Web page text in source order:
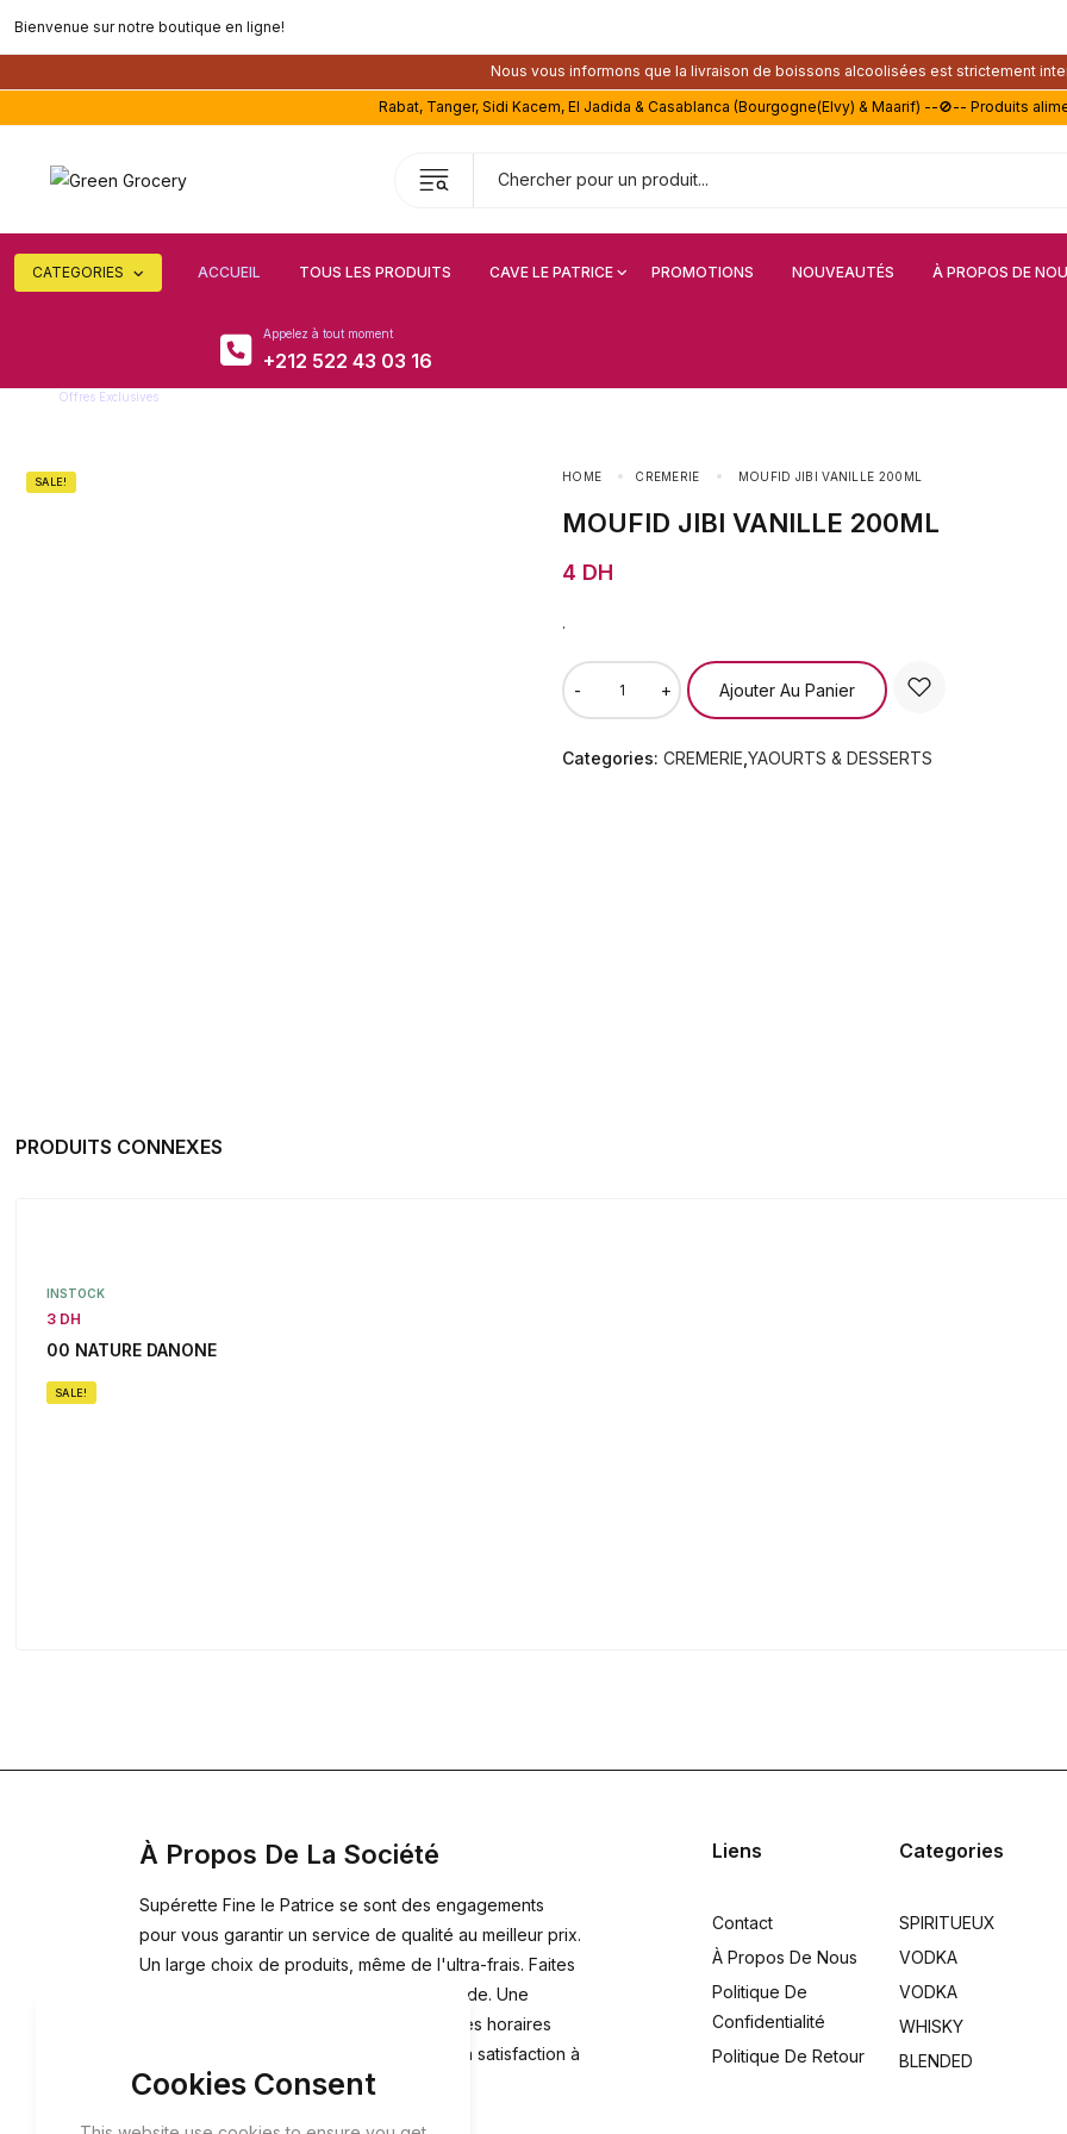
Bienvenue sur notre boutique en ligne!
Nous vous informons que la livraison de boissons alcoolisées est strictement
Rabat, Tanger, Sidi Kacem, El Jadida & Casablanca (Bourgogne(Elvy) & Maarif) --🚫-- Produits
CATEGORIES ACCUEIL TOUS LES PRODUITS CAVE LE PATRICE PROMOTIONS NOUVEAUTÉS À PROPOS DE
Offres Exclusives
Appelez à tout moment
+212 522 43 03 16
Cookies Consent
SALE! HOME CREMERIE MOUFID JIBI VANILLE 200ML
MOUFID JIBI VANILLE 200ML
4 DH
.
- + Ajouter Au Panier
Categories: CREMERIE YAOURTS & DESSERTS
PRODUITS CONNEXES
INSTOCK
3 DH
00 NATURE DANONE
SALE!
À Propos De La Société
Supérette Fine le Patrice se sont des engagements
pour vous garantir un service de qualité au meilleur prix.
Un large choix de produits, même de l'ultra-frais. Faites
toutes vos courses en une seule commande. Une
sécurité alimentaire exemplaire. Des plages horaires
flexibles et une large zone de livraison. La satisfaction à
100%. Le choix du mode de paiement.
Liens
Contact
À Propos De Nous
Politique De
Confidentialité
Politique De Retour
Categories
SPIRITUEUX
VODKA
VODKA
WHISKY
BLENDED